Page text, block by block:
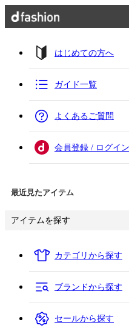
はじめての方へ
ガイド一覧
よくあるご質問
会員登録 / ログイン
最近見たアイテム
アイテムを探す
カテゴリから探す
ブランドから探す
セールから探す